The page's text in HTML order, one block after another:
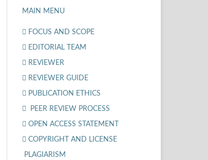
MAIN MENU
FOCUS AND SCOPE
EDITORIAL TEAM
REVIEWER
REVIEWER GUIDE
PUBLICATION ETHICS
PEER REVIEW PROCESS
OPEN ACCESS STATEMENT
COPYRIGHT AND LICENSE
PLAGIARISM